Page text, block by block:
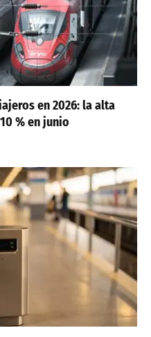
en 2026: la alta
% en junio